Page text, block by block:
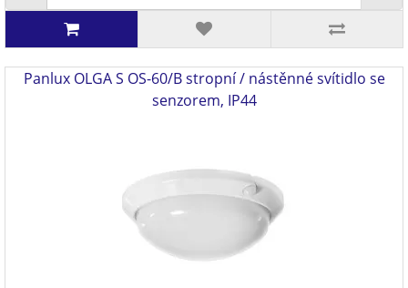
Panlux OLGA S OS-60/B stropní / nástěnné svítidlo se
senzorem, IP44